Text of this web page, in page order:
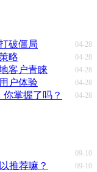
破僵局 04-28
略 04-28
客户青睐 04-28
户体验 04-28
掌握了吗？ 04-28
09-10
推荐嘛？ 09-10